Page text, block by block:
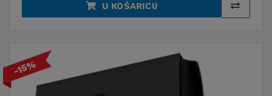
U KOŠARICU
-15%